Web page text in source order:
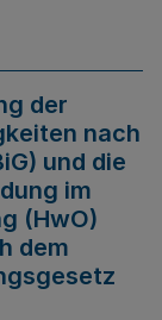
der
nach
und die
im
(HwO)
dem